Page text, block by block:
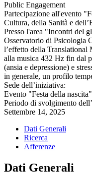
Public Engagement
Partecipazione all'evento
Cultura, della Sanità e
Presso l'area "Incontri del
Osservatorio di Psicologia
l’effetto della
alla musica 432 Hz fin dal
(ansia e depressione) e
in generale, un profilo
Sede dell’iniziativa:
Evento "Festa della
Periodo di svolgimento
Settembre 14, 2025
Dati Generali
Ricerca
Afferenze
Dati Generali